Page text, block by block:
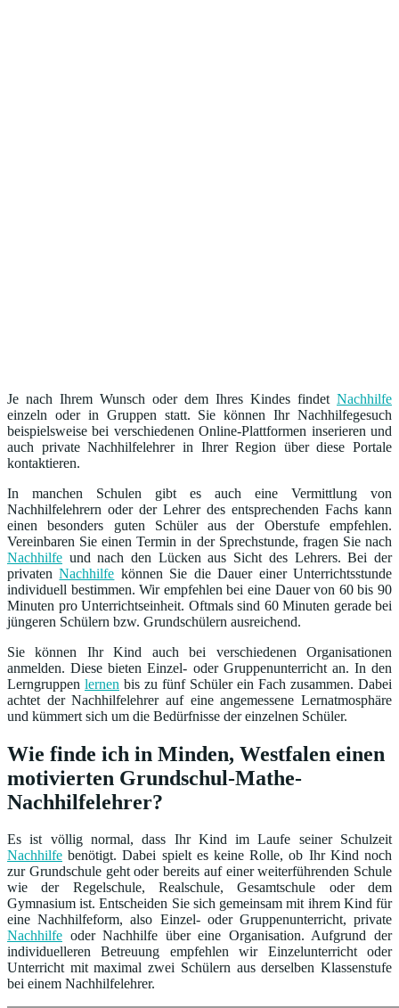
Je nach Ihrem Wunsch oder dem Ihres Kindes findet Nachhilfe
einzeln oder in Gruppen statt. Sie können Ihr Nachhilfegesuch
beispielsweise bei verschiedenen Online-Plattformen inserieren und
auch private Nachhilfelehrer in Ihrer Region über diese Portale
kontaktieren.
In manchen Schulen gibt es auch eine Vermittlung von
Nachhilfelehrern oder der Lehrer des entsprechenden Fachs kann
einen besonders guten Schüler aus der Oberstufe empfehlen.
Vereinbaren Sie einen Termin in der Sprechstunde, fragen Sie nach
Nachhilfe und nach den Lücken aus Sicht des Lehrers. Bei der
privatenNachhilfe können Sie die Dauer einer Unterrichtsstunde
individuell bestimmen. Wir empfehlen bei eine Dauer von 60 bis 90
Minuten pro Unterrichtseinheit. Oftmals sind 60 Minuten gerade bei
jüngeren Schülern bzw. Grundschülern ausreichend.
Sie können Ihr Kind auch bei verschiedenen Organisationen
anmelden. Diese bieten Einzel- oder Gruppenunterricht an. In den
Lerngruppen lernen bis zu fünf Schüler ein Fach zusammen. Dabei
achtet der Nachhilfelehrer auf eine angemessene Lernatmosphäre
und kümmert sich um die Bedürfnisse der einzelnen Schüler.
Wie finde ich in Minden, Westfalen einen
motivierten Grundschul-Mathe-
Nachhilfelehrer?
Es ist völlig normal, dass Ihr Kind im Laufe seiner Schulzeit
Nachhilfe benötigt. Dabei spielt es keine Rolle, ob Ihr Kind noch
zur Grundschule geht oder bereits auf einer weiterführenden Schule
wie der Regelschule, Realschule, Gesamtschule oder dem
Gymnasium ist. Entscheiden Sie sich gemeinsam mit ihrem Kind für
eine Nachhilfeform, also Einzel- oder Gruppenunterricht, private
Nachhilfe oder Nachhilfe über eine Organisation. Aufgrund der
individuelleren Betreuung empfehlen wir Einzelunterricht oder
Unterricht mit maximal zwei Schülern aus derselben Klassenstufe
bei einem Nachhilfelehrer.